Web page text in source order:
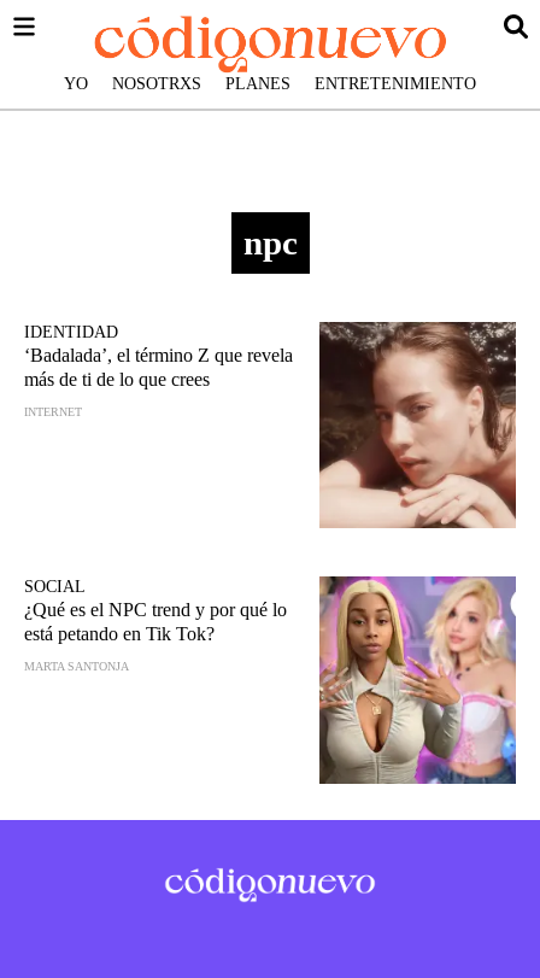
YO NOSOTRXS PLANES ENTRETENIMIENTO
npc
IDENTIDAD
‘Badalada’, el término Z que revela
más de ti de lo que crees
INTERNET
SOCIAL
¿Qué es el NPC trend y por qué lo
está petando en Tik Tok?
MARTA SANTONJA